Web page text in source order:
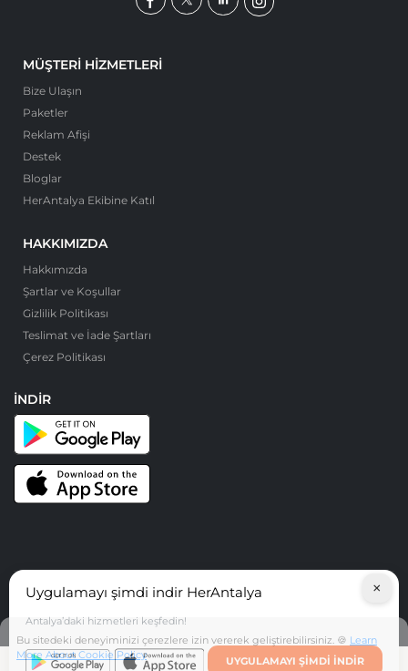
MÜŞTERI HIZMETLERI
Bize Ulaşın
Paketler
Reklam Afişi
Destek
Bloglar
HerAntalya Ekibine Katıl
HAKKIMIZDA
Hakkımızda
Şartlar ve Koşullar
Gizlilik Politikası
Teslimat ve İade Şartları
Çerez Politikası
İNDIR
© HerAntalya. 2026. Tüm Hakları Saklıdır
Uygulamayı şimdi indir HerAntalya
Antalya’daki hizmetleri keşfedin!
UYGULAMAYI ŞIMDI INDIR
×
Bu sitedeki deneyiminizi çerezlere izin vererek geliştirebilirsiniz. 🍪 Learn
More About Cookie Policy